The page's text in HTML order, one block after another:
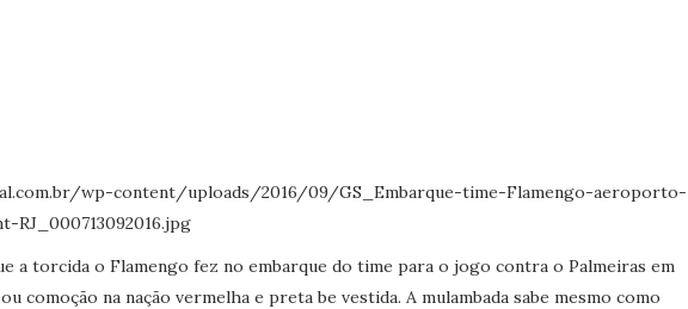
a torcida o Flamengo fez no embarque do time para o jogo contra o Palmeiras em
comoção na nação vermelha e preta be vestida. A mulambada sabe mesmo como